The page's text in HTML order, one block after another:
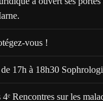
vous !
de 17h à 18h30
Rencontres sur les